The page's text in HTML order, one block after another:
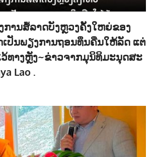
ການສໍ້ລາດບັງຫຼວງຄັ້ງໃຫຍ່ຂອງ
ປັນພຽງການຖອນທຶນຄືນໃຫ້ລັດ ແຕ່
ທາງຫຼັງ~ຂ່າວຈາກມຸນິທິມະນຸດສະ
Lao .